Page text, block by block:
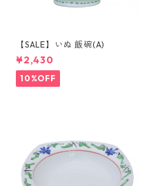
【SALE】いぬ 飯碗(A)
¥2,430
10%OFF